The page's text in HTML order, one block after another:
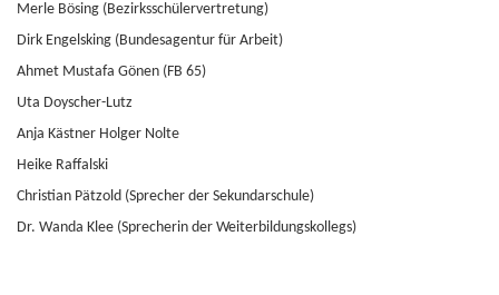
Merle Bösing (Bezirksschülervertretung)
Dirk Engelsking (Bundesagentur für Arbeit)
Ahmet Mustafa Gönen (FB 65)
Uta Doyscher-Lutz
Anja Kästner Holger Nolte
Heike Raffalski
Christian Pätzold (Sprecher der Sekundarschule)
Dr. Wanda Klee (Sprecherin der Weiterbildungskollegs)